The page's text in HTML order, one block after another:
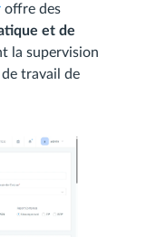
offre des
et de
la supervision
travail de